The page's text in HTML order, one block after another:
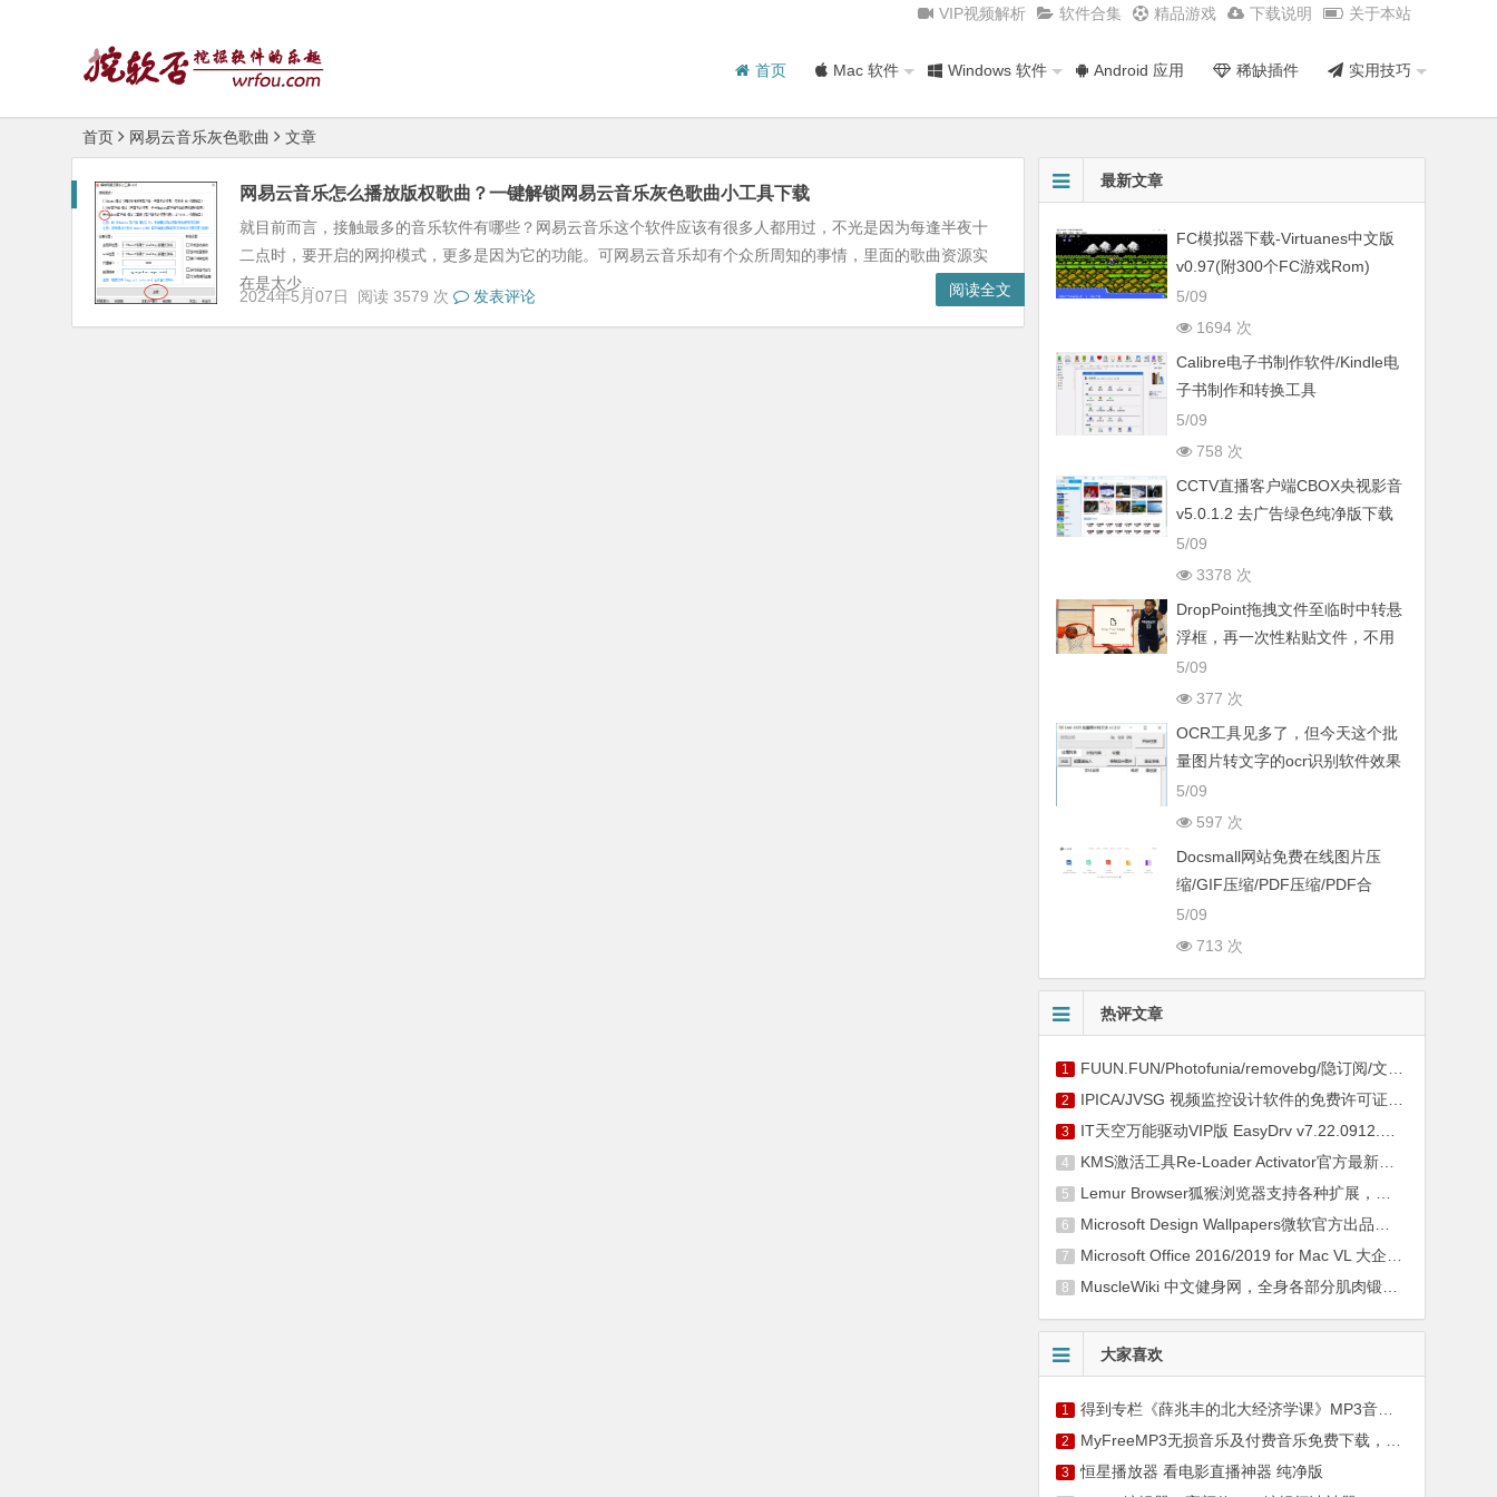
VIP视频解析 软件合集 精品游戏 下载说明 关于本站
首页 Mac 软件 Windows 软件 Android 应用 稀缺插件 实用技巧
首页 网易云音乐灰色歌曲 文章
网易云音乐怎么播放版权歌曲？一键解锁网易云音乐灰色歌曲小工具下载
就目前而言，接触最多的音乐软件有哪些？网易云音乐这个软件应该有很多人都用过，不光是因为每逢半夜十
二点时，要开启的网抑模式，更多是因为它的功能。可网易云音乐却有个众所周知的事情，里面的歌曲资源实
在是太少...
2024年5月07日 阅读 3579 次 发表评论 阅读全文
最新文章
FC模拟器下载-Virtuanes中文版
v0.97(附300个FC游戏Rom)
5/09
1694 次
Calibre电子书制作软件/Kindle电
子书制作和转换工具
5/09
758 次
CCTV直播客户端CBOX央视影音
v5.0.1.2 去广告绿色纯净版下载
5/09
3378 次
DropPoint拖拽文件至临时中转悬
浮框，再一次性粘贴文件，不用
频繁切换窗口
5/09
377 次
OCR工具见多了，但今天这个批
量图片转文字的ocr识别软件效果
真的惊艳
5/09
597 次
Docsmall网站免费在线图片压
缩/GIF压缩/PDF压缩/PDF合
并/PFD分割五
5/09
713 次
热评文章
1 FUUN.FUN/Photofunia/removebg/隐订阅/文叔叔等7个超实用网站分享！个个逆天！
2 IPICA/JVSG 视频监控设计软件的免费许可证密钥
3 IT天空万能驱动VIP版 EasyDrv v7.22.0912.2 官方2022年9月最新版下载
4 KMS激活工具Re-Loader Activator官方最新中文版下载
5 Lemur Browser狐猴浏览器支持各种扩展，一款良心的手机浏览器
6 Microsoft Design Wallpapers微软官方出品，最牛逼的Windows美化网站
7 Microsoft Office 2016/2019 for Mac VL 大企业许可证版下载+激活工具
8 MuscleWiki 中文健身网，全身各部分肌肉锻炼方法动图教学
大家喜欢
1 得到专栏《薛兆丰的北大经济学课》MP3音频百度网盘下载+图文精校版
2 MyFreeMP3无损音乐及付费音乐免费下载，MyFreeMP3网站全网音乐随便听
3 恒星播放器 看电影直播神器 纯净版